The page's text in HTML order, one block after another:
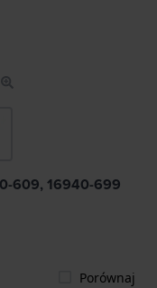
609, 16940-699
Porównaj